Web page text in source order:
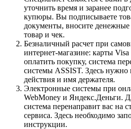
уточнить время и заранее
купюры. Вы подписываете
документы, вносите денежные
товар и чек.
Безналичный расчет при
интернет-магазине: карты
оплатить покупку, система
системы ASSIST. Здесь нужно
действия и имя держателя.
Электронные системы при
WebMoney и Яндекс.Деньги.
система перенаправит вас на
сервиса. Здесь необходимо
инструкции.